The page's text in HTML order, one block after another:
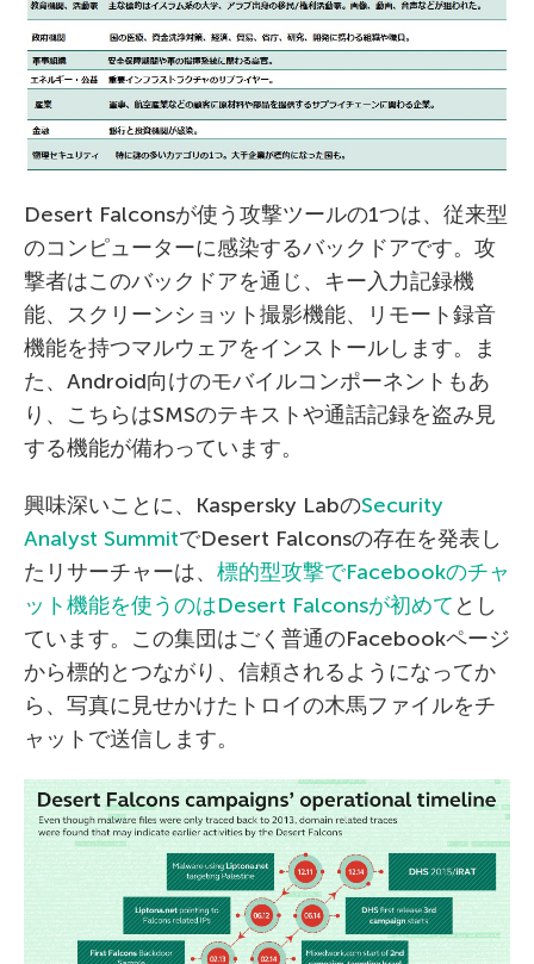
Desert Falconsが使う攻撃ツールの1つは、従来型
のコンピューターに感染するバックドアです。攻
撃者はこのバックドアを通じ、キー入力記録機
能、スクリーンショット撮影機能、リモート録音
機能を持つマルウェアをインストールします。ま
た、Android向けのモバイルコンポーネントもあ
り、こちらはSMSのテキストや通話記録を盗み見
する機能が備わっています。
興味深いことに、Kaspersky LabのSecurity
Analyst SummitでDesert Falconsの存在を発表し
たリサーチャーは、 標的型攻撃でFacebookのチャ
ット機能を使うのはDesert Falconsが初めて とし
ています。この集団はごく普通のFacebookページ
から標的とつながり、信頼されるようになってか
ら、写真に見せかけたトロイの木馬ファイルをチ
ャットで送信します。